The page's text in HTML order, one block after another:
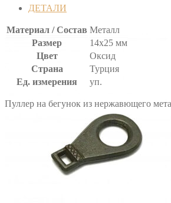
БЕГУНОК
(10
ДЕТАЛИ
Материал / Состав Металл
Размер
14х25 мм
Цвет
Оксид
Страна
Турция
Ед. измерения
уп.
Пуллер на бегунок из нержавющего